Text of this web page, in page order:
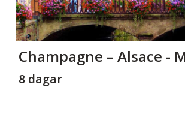
Champagne – Alsace -
8 dagar